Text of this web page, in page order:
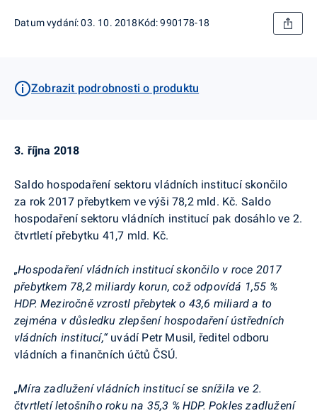
Datum vydání: 03. 10. 2018Kód: 990178-18
Zobrazit podrobnosti o produktu
3. října 2018
Saldo hospodaření sektoru vládních institucí skončilo
za rok 2017 přebytkem ve výši 78,2 mld. Kč. Saldo
hospodaření sektoru vládních institucí pak dosáhlo ve 2.
čtvrtletí přebytku 41,7 mld. Kč.
„Hospodaření vládních institucí skončilo v roce 2017
přebytkem 78,2 miliardy korun, což odpovídá 1,55 %
HDP. Meziročně vzrostl přebytek o 43,6 miliard a to
zejména v důsledku zlepšení hospodaření ústředních
vládních institucí,“uvádí Petr Musil, ředitel odboru
vládních a finančních účtů ČSÚ.
„Míra zadlužení vládních institucí se snížila ve 2.
čtvrtletí letošního roku na 35,3 % HDP. Pokles zadlužení